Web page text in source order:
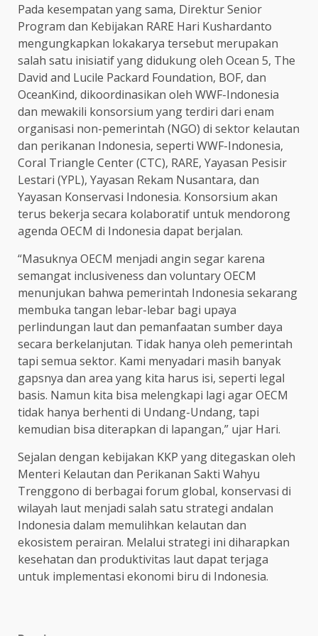
Pada kesempatan yang sama, Direktur Senior
Program dan Kebijakan RARE Hari Kushardanto
mengungkapkan lokakarya tersebut merupakan
salah satu inisiatif yang didukung oleh Ocean 5, The
David and Lucile Packard Foundation, BOF, dan
OceanKind, dikoordinasikan oleh WWF-Indonesia
dan mewakili konsorsium yang terdiri dari enam
organisasi non-pemerintah (NGO) di sektor kelautan
dan perikanan Indonesia, seperti WWF-Indonesia,
Coral Triangle Center (CTC), RARE, Yayasan Pesisir
Lestari (YPL), Yayasan Rekam Nusantara, dan
Yayasan Konservasi Indonesia. Konsorsium akan
terus bekerja secara kolaboratif untuk mendorong
agenda OECM di Indonesia dapat berjalan.
“Masuknya OECM menjadi angin segar karena
semangat inclusiveness dan voluntary OECM
menunjukan bahwa pemerintah Indonesia sekarang
membuka tangan lebar-lebar bagi upaya
perlindungan laut dan pemanfaatan sumber daya
secara berkelanjutan. Tidak hanya oleh pemerintah
tapi semua sektor. Kami menyadari masih banyak
gapsnya dan area yang kita harus isi, seperti legal
basis. Namun kita bisa melengkapi lagi agar OECM
tidak hanya berhenti di Undang-Undang, tapi
kemudian bisa diterapkan di lapangan,” ujar Hari.
Sejalan dengan kebijakan KKP yang ditegaskan oleh
Menteri Kelautan dan Perikanan Sakti Wahyu
Trenggono di berbagai forum global, konservasi di
wilayah laut menjadi salah satu strategi andalan
Indonesia dalam memulihkan kelautan dan
ekosistem perairan. Melalui strategi ini diharapkan
kesehatan dan produktivitas laut dapat terjaga
untuk implementasi ekonomi biru di Indonesia.